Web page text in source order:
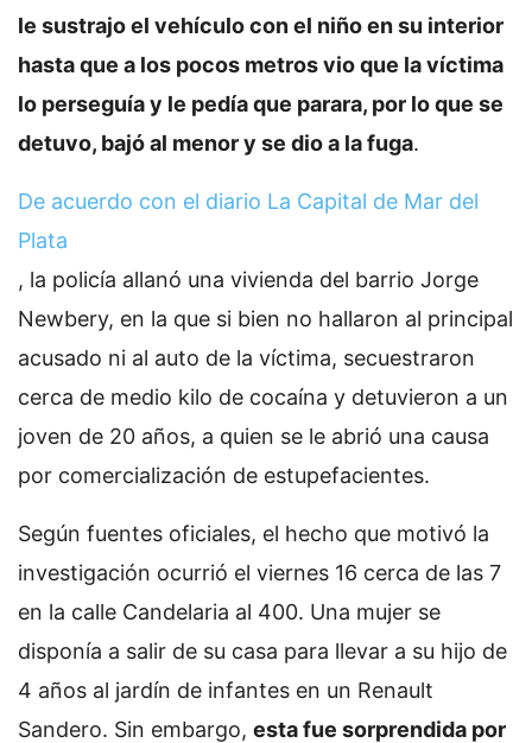
le sustrajo el vehículo con el niño en su interior
hasta que a los pocos metros vio que la víctima
lo perseguía y le pedía que parara, por lo que se
detuvo, bajó al menor y se dio a la fuga.
De acuerdo con el diario La Capital de Mar del
Plata
, la policía allanó una vivienda del barrio Jorge
Newbery, en la que si bien no hallaron al principal
acusado ni al auto de la víctima, secuestraron
cerca de medio kilo de cocaína y detuvieron a un
joven de 20 años, a quien se le abrió una causa
por comercialización de estupefacientes.
Según fuentes oficiales, el hecho que motivó la
investigación ocurrió el viernes 16 cerca de las 7
en la calle Candelaria al 400. Una mujer se
disponía a salir de su casa para llevar a su hijo de
4 años al jardín de infantes en un Renault
Sandero. Sin embargo, esta fue sorprendida por